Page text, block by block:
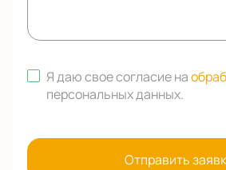
Я даю свое согласие на
персональных данных.
Отправить